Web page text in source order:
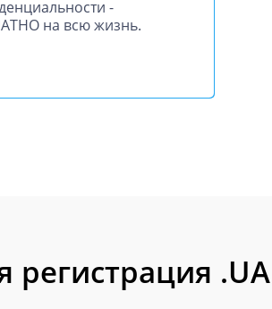
-
на всю жизнь.
регистрация .UA